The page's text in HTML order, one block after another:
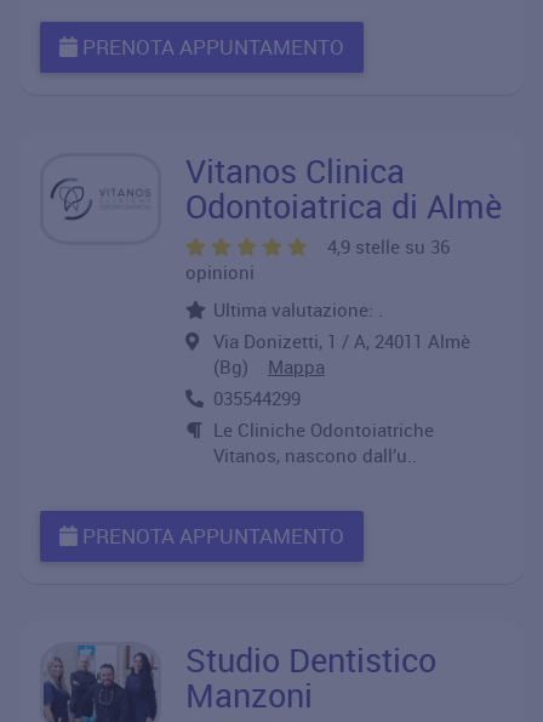
PRENOTA APPUNTAMENTO
Vitanos Clinica
Odontoiatrica di Almè
4,9 stelle su 36
opinioni
Ultima valutazione: .
Via Donizetti, 1 / A, 24011 Almè
(Bg) Mappa
035544299
Le Cliniche Odontoiatriche
Vitanos, nascono dall’u..
PRENOTA APPUNTAMENTO
Studio Dentistico
Manzoni